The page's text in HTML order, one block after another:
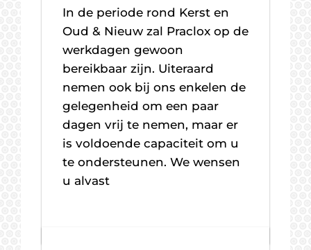
In de periode rond Kerst en
Oud & Nieuw zal Praclox op de
werkdagen gewoon
bereikbaar zijn. Uiteraard
nemen ook bij ons enkelen de
gelegenheid om een paar
dagen vrij te nemen, maar er
is voldoende capaciteit om u
te ondersteunen. We wensen
u alvast